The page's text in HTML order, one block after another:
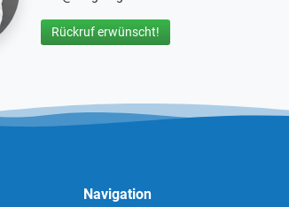
Rückruf erwünscht!
Navigation